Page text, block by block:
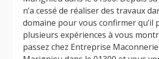
n’a cessé de réaliser des travaux
domaine pour vous confirmer qu’il
plusieurs expériences à vous
passez chez Entreprise